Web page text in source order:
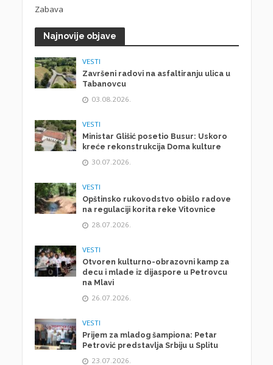
Zabava
Najnovije objave
VESTI
Završeni radovi na asfaltiranju ulica u
Tabanovcu
03.08.2026.
VESTI
Ministar Glišić posetio Busur: Uskoro
kreće rekonstrukcija Doma kulture
30.07.2026.
VESTI
Opštinsko rukovodstvo obišlo radove
na regulaciji korita reke Vitovnice
28.07.2026.
VESTI
Otvoren kulturno-obrazovni kamp za
decu i mlade iz dijaspore u Petrovcu
na Mlavi
26.07.2026.
VESTI
Prijem za mladog šampiona: Petar
Petrović predstavlja Srbiju u Splitu
23.07.2026.